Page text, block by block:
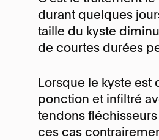
durant quelques
taille du kyste
de courtes durées
Lorsque le kyste est
ponction et infiltré
tendons
ces cas